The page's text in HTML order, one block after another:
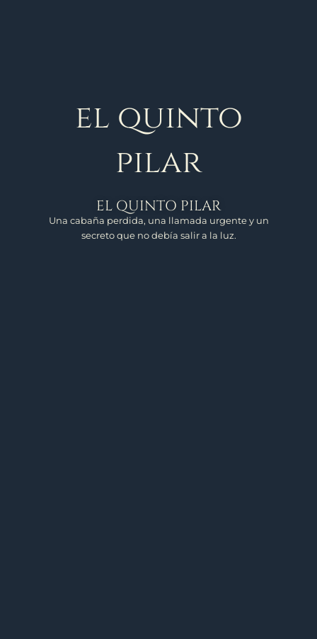
el quinto
pilar
EL QUINTO PILAR
Una cabaña perdida, una llamada urgente y un
secreto que no debía salir a la luz.